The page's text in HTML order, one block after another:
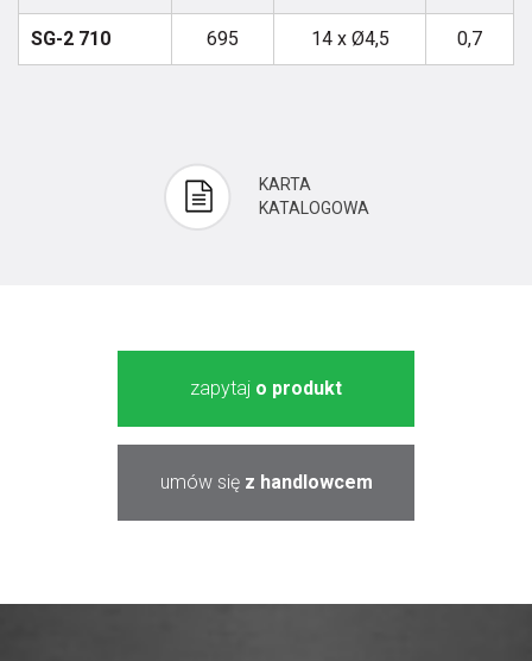
SG-2 710 695 14 x Ø4,5 0,7
KARTA
KATALOGOWA
zapytaj o produkt
umów się z handlowcem